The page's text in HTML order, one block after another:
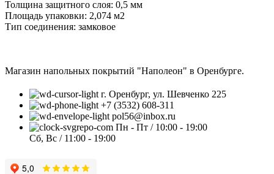
Толщина защитного слоя: 0,5 мм
Площадь упаковки: 2,074 м2
Тип соединения: замковое
Магазин напольных покрытий "Наполеон" в Оренбурге.
г. Оренбург, ул. Шевченко 225
+7 (3532) 608-311
pol56@inbox.ru
Пн - Пт / 10:00 - 19:00
Сб, Вс / 11:00 - 19:00